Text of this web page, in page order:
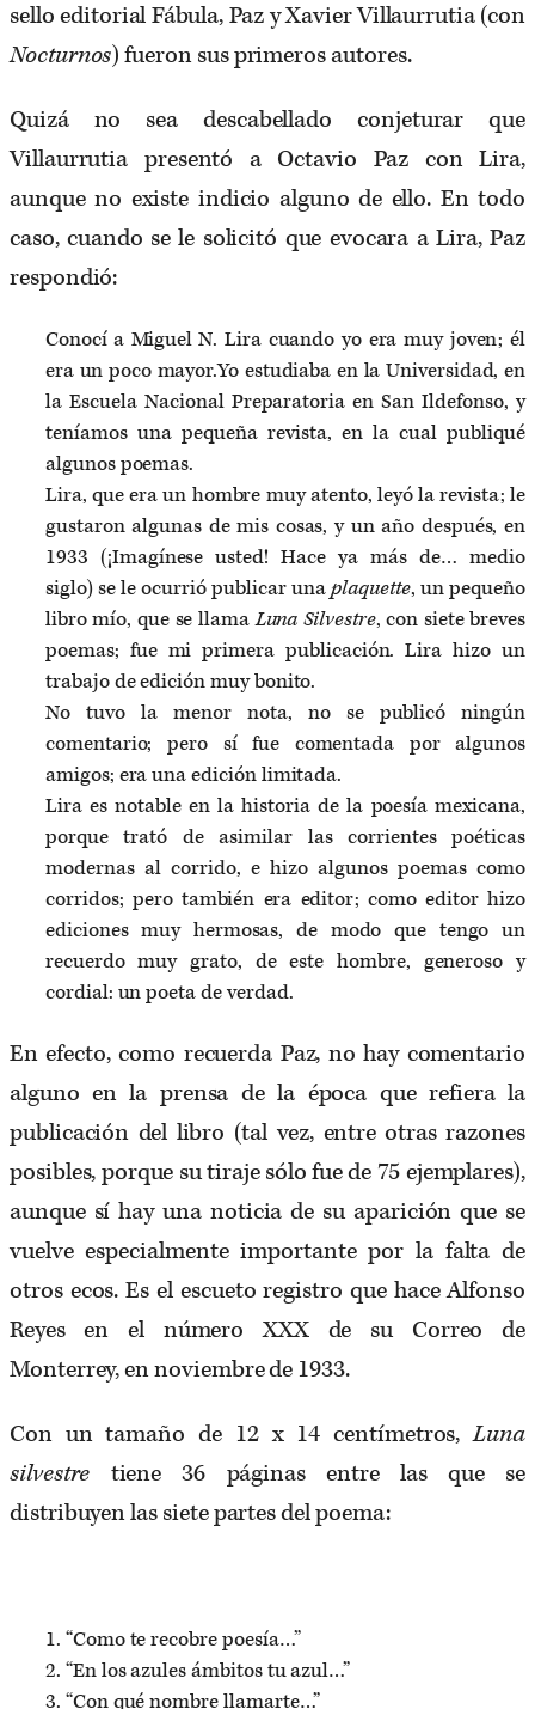
sello editorial Fábula, Paz y Xavier Villaurrutia (con
Nocturnos) fueron sus primeros autores.
Quizá no sea descabellado conjeturar que
Villaurrutia presentó a Octavio Paz con Lira,
aunque no existe indicio alguno de ello. En todo
caso, cuando se le solicitó que evocara a Lira, Paz
respondió:
Conocí a Miguel N. Lira cuando yo era muy joven; él
era un poco mayor.Yo estudiaba en la Universidad, en
la Escuela Nacional Preparatoria en San Ildefonso, y
teníamos una pequeña revista, en la cual publiqué
algunos poemas.
Lira, que era un hombre muy atento, leyó la revista; le
gustaron algunas de mis cosas, y un año después, en
1933 (¡Imagínese usted! Hace ya más de… medio
siglo) se le ocurrió publicar unaplaquette, un pequeño
libro mío, que se llamaLuna Silvestre, con siete breves
poemas; fue mi primera publicación. Lira hizo un
trabajo de edición muy bonito.
No tuvo la menor nota, no se publicó ningún
comentario; pero sí fue comentada por algunos
amigos; era una edición limitada.
Lira es notable en la historia de la poesía mexicana,
porque trató de asimilar las corrientes poéticas
modernas al corrido, e hizo algunos poemas como
corridos; pero también era editor; como editor hizo
ediciones muy hermosas, de modo que tengo un
recuerdo muy grato, de este hombre, generoso y
cordial: un poeta de verdad.
En efecto, como recuerda Paz, no hay comentario
alguno en la prensa de la época que refiera la
publicación del libro (tal vez, entre otras razones
posibles, porque su tiraje sólo fue de 75 ejemplares),
aunque sí hay una noticia de su aparición que se
vuelve especialmente importante por la falta de
otros ecos. Es el escueto registro que hace Alfonso
Reyes en el número XXX de su Correo de
Monterrey, en noviembre de 1933.
Con un tamaño de 12 x 14 centímetros,Luna
silvestre tiene 36 páginas entre las que se
distribuyen las siete partes del poema:
1. “Como te recobre poesía…”
2. “En los azules ámbitos tu azul…”
3. “Con qué nombre llamarte…”